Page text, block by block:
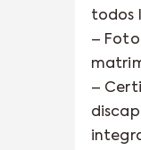
todos
–
–